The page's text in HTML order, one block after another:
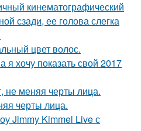
кинематографический
сзади, ее голова слегка
цвет волос.
я хочу показать свой 2017
не меняя черты лица.
черты лица.
Jimmy Kimmel Live с